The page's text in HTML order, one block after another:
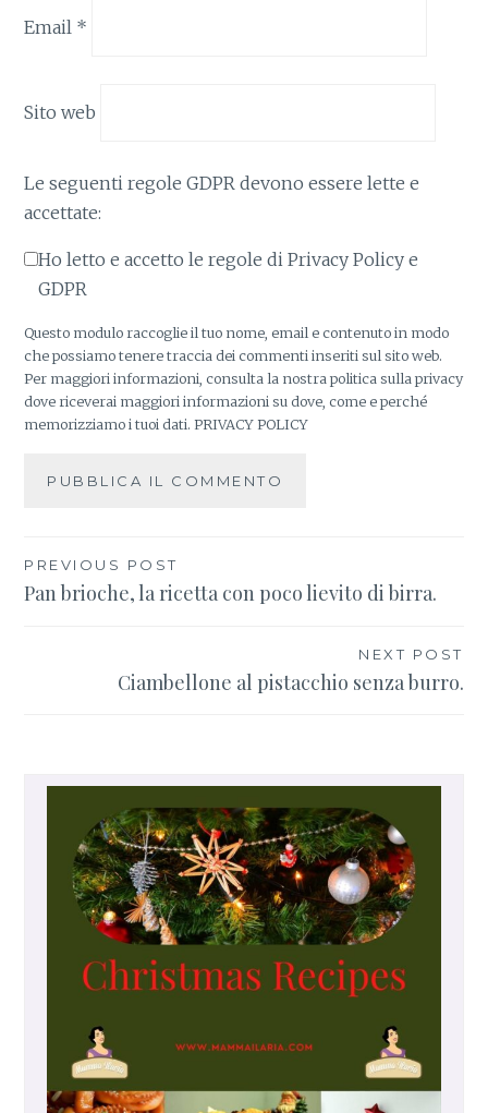
Email *
Sito web
Le seguenti regole GDPR devono essere lette e
accettate:
Ho letto e accetto le regole di Privacy Policy e
GDPR
Questo modulo raccoglie il tuo nome, email e contenuto in modo
che possiamo tenere traccia dei commenti inseriti sul sito web.
Per maggiori informazioni, consulta la nostra politica sulla privacy
dove riceverai maggiori informazioni su dove, come e perché
memorizziamo i tuoi dati.PRIVACY POLICY
Navigazione
PREVIOUS POST
Pan brioche, la ricetta con poco lievito di birra.
NEXT POST
Ciambellone al pistacchio senza burro.